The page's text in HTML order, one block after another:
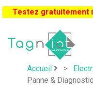
Testez gratuitement
Accueil >
Panne &